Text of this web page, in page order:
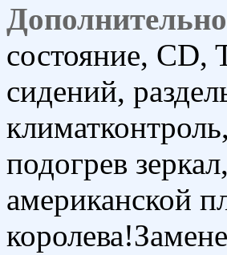
состояние, CD,
сидений,
подогрев
американской